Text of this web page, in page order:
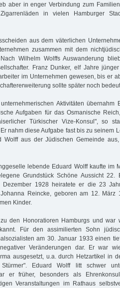
aber in enger Verbindung zum
in vielen Hamburger
aus dem väterlichen
zusammen mit dem
Wilhelm Wolffs Auswanderung
Franz Dunker, elf Jahre
im Unternehmen gewesen, bis er
sollte später noch
Aktivitäten übernahm
Aufgaben für das Osmanische
Türkischer Vize-Konsul", so
nahm diese Aufgabe fast bis zu seinem
Wolff aus der Jüdischen Gemeinde
lebende Eduard Wolff kaufte im
Grundstück Schöne Aussicht
Dezember 1928 heiratete er die 23
Reincke, geboren am 12. März
Kinder.
den Honoratioren Hamburgs und war
Für den assimilierten Sohn
am 30. Januar 1933 einen
Veränderungen dar. Er war
ausgesetzt, u.a. durch Hetzartikel in
Stürmer". Eduard Wolff litt schwer
er früher, besonders als
Veranstaltungen im Rathaus